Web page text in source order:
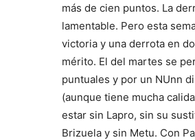
más de cien puntos. La
lamentable. Pero esta
victoria y una derrota en
mérito. El del martes se
puntuales y por un NUnn
(aunque tiene mucha
estar sin Lapro, sin su
Brizuela y sin Metu. Con